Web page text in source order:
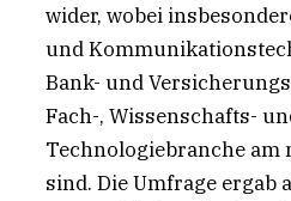
wider, wobei
und
Bank- und
Fach-, Wissenschafts-
Technologiebranche am
sind. Die Umfrage ergab